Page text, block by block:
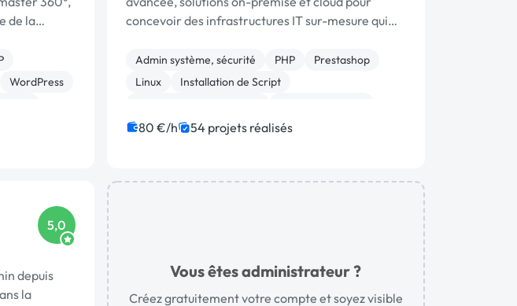
de la
WordPress
concevoir des infrastructures IT sur-mesure qui
accompagnons les entrepri
Admin système, sécurité PHP
Prestashop
Linux
Installation de Script
Joomla
Emailing Administration
80 €/h 54 projets réalisés
5,0
depuis
la
Vous êtes administrateur ?
Créez gratuitement votre compte et soyez visible